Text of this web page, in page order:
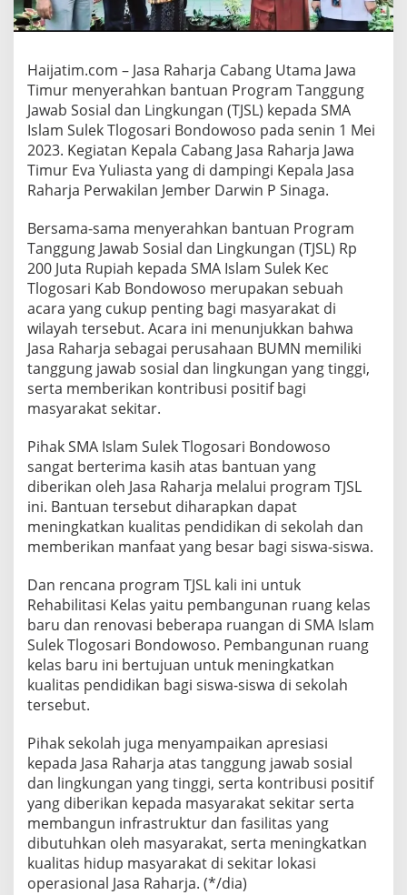
k
B
a
n
t
u
a
n
T
S
k
e
S
M
A
I
s
a
m
l
e
k
T
o
g
s
a
i
B
o
n
o
s
o
Haijatim.com – Jasa Raharja Cabang Utama Jawa
Timur menyerahkan bantuan Program Tanggung
Jawab Sosial dan Lingkungan (TJSL) kepada SMA
Islam Sulek Tlogosari Bondowoso pada senin 1 Mei
2023. Kegiatan Kepala Cabang Jasa Raharja Jawa
Timur Eva Yuliasta yang di dampingi Kepala Jasa
Raharja Perwakilan Jember Darwin P Sinaga.
Bersama-sama menyerahkan bantuan Program
Tanggung Jawab Sosial dan Lingkungan (TJSL) Rp
200 Juta Rupiah kepada SMA Islam Sulek Kec
Tlogosari Kab Bondowoso merupakan sebuah
acara yang cukup penting bagi masyarakat di
wilayah tersebut. Acara ini menunjukkan bahwa
Jasa Raharja sebagai perusahaan BUMN memiliki
tanggung jawab sosial dan lingkungan yang tinggi,
serta memberikan kontribusi positif bagi
masyarakat sekitar.
Pihak SMA Islam Sulek Tlogosari Bondowoso
sangat berterima kasih atas bantuan yang
diberikan oleh Jasa Raharja melalui program TJSL
ini. Bantuan tersebut diharapkan dapat
meningkatkan kualitas pendidikan di sekolah dan
memberikan manfaat yang besar bagi siswa-siswa.
Dan rencana program TJSL kali ini untuk
Rehabilitasi Kelas yaitu pembangunan ruang kelas
baru dan renovasi beberapa ruangan di SMA Islam
Sulek Tlogosari Bondowoso. Pembangunan ruang
kelas baru ini bertujuan untuk meningkatkan
kualitas pendidikan bagi siswa-siswa di sekolah
tersebut.
Pihak sekolah juga menyampaikan apresiasi
kepada Jasa Raharja atas tanggung jawab sosial
dan lingkungan yang tinggi, serta kontribusi positif
yang diberikan kepada masyarakat sekitar serta
membangun infrastruktur dan fasilitas yang
dibutuhkan oleh masyarakat, serta meningkatkan
kualitas hidup masyarakat di sekitar lokasi
operasional Jasa Raharja. (*/dia)